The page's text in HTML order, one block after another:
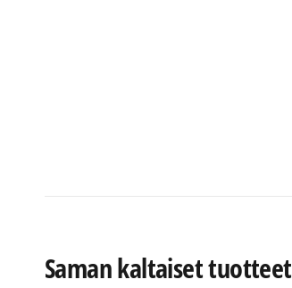
Saman kaltaiset tuotteet